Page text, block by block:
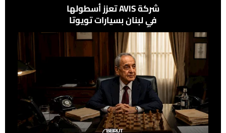
شركة ‎AVIS‎ تعزز أسطولها
في لبنان بسيارات تويوتا
تأكيدًا لالتزامها الدائم
بالجودة والتميز